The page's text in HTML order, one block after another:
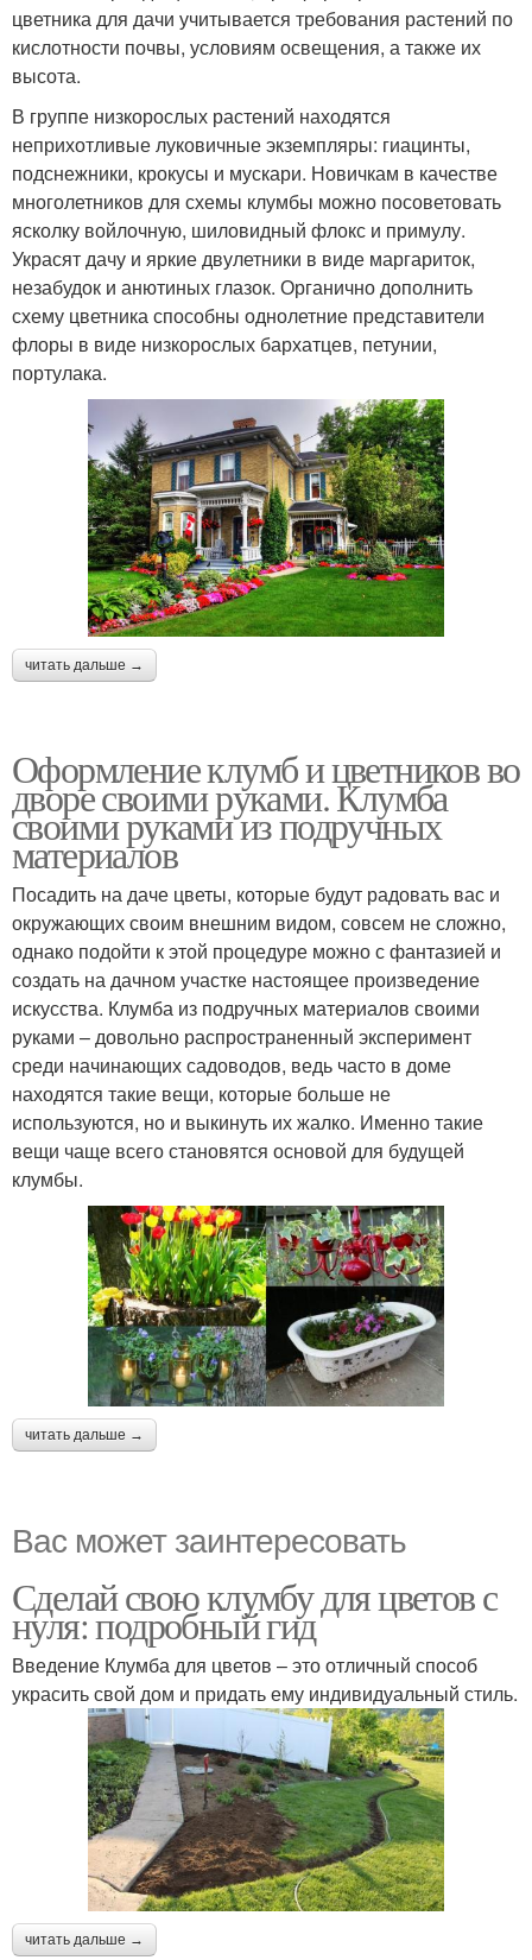
цветника для дачи учитывается требования растений по
кислотности почвы, условиям освещения, а также их
высота.
В группе низкорослых растений находятся
неприхотливые луковичные экземпляры: гиацинты,
подснежники, крокусы и мускари. Новичкам в качестве
многолетников для схемы клумбы можно посоветовать
ясколку войлочную, шиловидный флокс и примулу.
Украсят дачу и яркие двулетники в виде маргариток,
незабудок и анютиных глазок. Органично дополнить
схему цветника способны однолетние представители
флоры в виде низкорослых бархатцев, петунии,
портулака.
читать дальше →
Оформление клумб и цветников во
дворе своими руками. Клумба
своими руками из подручных
материалов
Посадить на даче цветы, которые будут радовать вас и
окружающих своим внешним видом, совсем не сложно,
однако подойти к этой процедуре можно с фантазией и
создать на дачном участке настоящее произведение
искусства. Клумба из подручных материалов своими
руками – довольно распространенный эксперимент
среди начинающих садоводов, ведь часто в доме
находятся такие вещи, которые больше не
используются, но и выкинуть их жалко. Именно такие
вещи чаще всего становятся основой для будущей
клумбы.
читать дальше →
Вас может заинтересовать
Сделай свою клумбу для цветов с
нуля: подробный гид
Введение Клумба для цветов – это отличный способ
украсить свой дом и придать ему индивидуальный стиль.
читать дальше →